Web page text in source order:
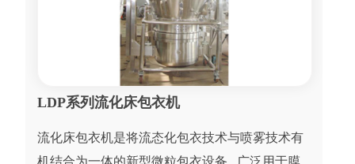
LDP系列流化床包衣机
流化床包衣机是将流态化包衣技术与喷雾技术有